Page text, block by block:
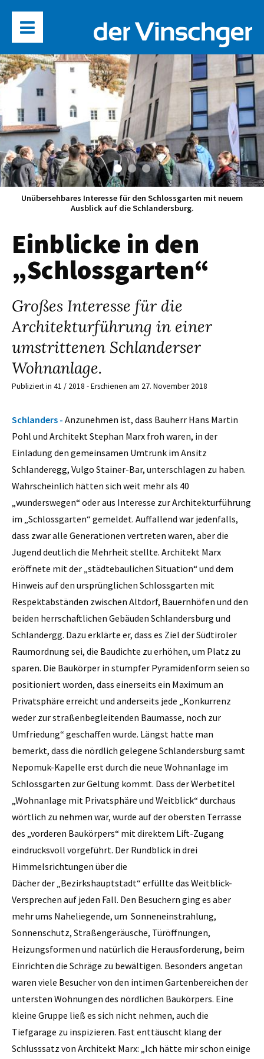
Unübersehbares Interesse für den Schlossgarten mit neuem
Ausblick auf die Schlandersburg.
Einblicke in den
„Schlossgarten“
Großes Interesse für die
Architekturführung in einer
umstrittenen Schlanderser
Wohnanlage.
Publiziert in 41 / 2018 - Erschienen am 27. November 2018
Schlanders - Anzunehmen ist, dass Bauherr Hans Martin
Pohl und Architekt Stephan Marx froh waren, in der
Einladung den gemeinsamen Umtrunk im Ansitz
Schlanderegg, Vulgo Stainer-Bar, unterschlagen zu haben.
Wahrscheinlich hätten sich weit mehr als 40
„wunderswegen“ oder aus Interesse zur Architekturführung
im „Schlossgarten“ gemeldet. Auffallend war jedenfalls,
dass zwar alle Generationen vertreten waren, aber die
Jugend deutlich die Mehrheit stellte. Architekt Marx
eröffnete mit der „städtebaulichen Situation“ und dem
Hinweis auf den ursprünglichen Schlossgarten mit
Respektabständen zwischen Altdorf, Bauernhöfen und den
beiden herrschaftlichen Gebäuden Schlandersburg und
Schlandergg. Dazu erklärte er, dass es Ziel der Südtiroler
Raumordnung sei, die Baudichte zu erhöhen, um Platz zu
sparen. Die Baukörper in stumpfer Pyramidenform seien so
positioniert worden, dass einerseits ein Maximum an
Privatsphäre erreicht und anderseits jede „Konkurrenz
weder zur straßenbegleitenden Baumasse, noch zur
Umfriedung“ geschaffen wurde. Längst hatte man
bemerkt, dass die nördlich gelegene Schlandersburg samt
Nepomuk-Kapelle erst durch die neue Wohnanlage im
Schlossgarten zur Geltung kommt. Dass der Werbetitel
„Wohnanlage mit Privatsphäre und Weitblick“ durchaus
wörtlich zu nehmen war, wurde auf der obersten Terrasse
des „vorderen Baukörpers“ mit direktem Lift-Zugang
eindrucksvoll vorgeführt. Der Rundblick in drei
Himmelsrichtungen über die
Dächer der „Bezirkshauptstadt“ erfüllte das Weitblick-
Versprechen auf jeden Fall. Den Besuchern ging es aber
mehr ums Naheliegende, um Sonneneinstrahlung,
Sonnenschutz, Straßengeräusche, Türöffnungen,
Heizungsformen und natürlich die Herausforderung, beim
Einrichten die Schräge zu bewältigen. Besonders angetan
waren viele Besucher von den intimen Gartenbereichen der
untersten Wohnungen des nördlichen Baukörpers. Eine
kleine Gruppe ließ es sich nicht nehmen, auch die
Tiefgarage zu inspizieren. Fast enttäuscht klang der
Schlusssatz von Architekt Marx: „Ich hätte mir schon einige